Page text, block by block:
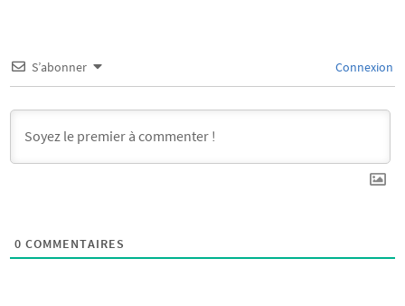
S’abonner Connexion
0 COMMENTAIRES